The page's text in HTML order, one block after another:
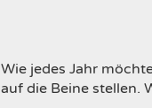
Wie jedes Jahr
auf die Beine stellen.